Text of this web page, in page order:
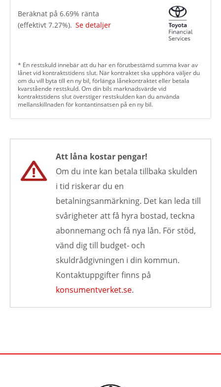
Beräknat på 6.69% ränta
(effektivt 7.27%). Se detaljer
* En restskuld innebär att du har en förutbestämd summa kvar av
lånet vid kontraktstidens slut. När kontraktet ska upphöra väljer du
om du vill byta till en ny bil, förlänga lånekontraktet eller betala
kvarstående restskuld. Om din bils marknadsvärde vid
kontraktstidens slut överstiger restskulden kan du använda
mellanskillnaden för kontantinsatsen på en ny bil.
Att låna kostar pengar!
Om du inte kan betala tillbaka skulden
i tid riskerar du en
betalningsanmärkning. Det kan leda till
svårigheter att få hyra bostad, teckna
abonnemang och få nya lån. För stöd,
vänd dig till budget- och
skuldrådgivningen i din kommun.
Kontaktuppgifter finns på
konsumentverket.se.